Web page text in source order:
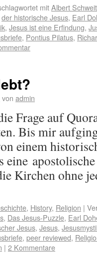
mitAlbert
der historische Jesus, Earl
, Jesus ist eine Erfindung,
, Pontius Pilatus,
von admin
Frage auf
Bis mir
einem
eine
Kirchen ohne
, History, Religion |
, Das Jesus-Puzzle, Earl
Jesus, Jesus,
, peer reviewed,
| 2 Kommentare